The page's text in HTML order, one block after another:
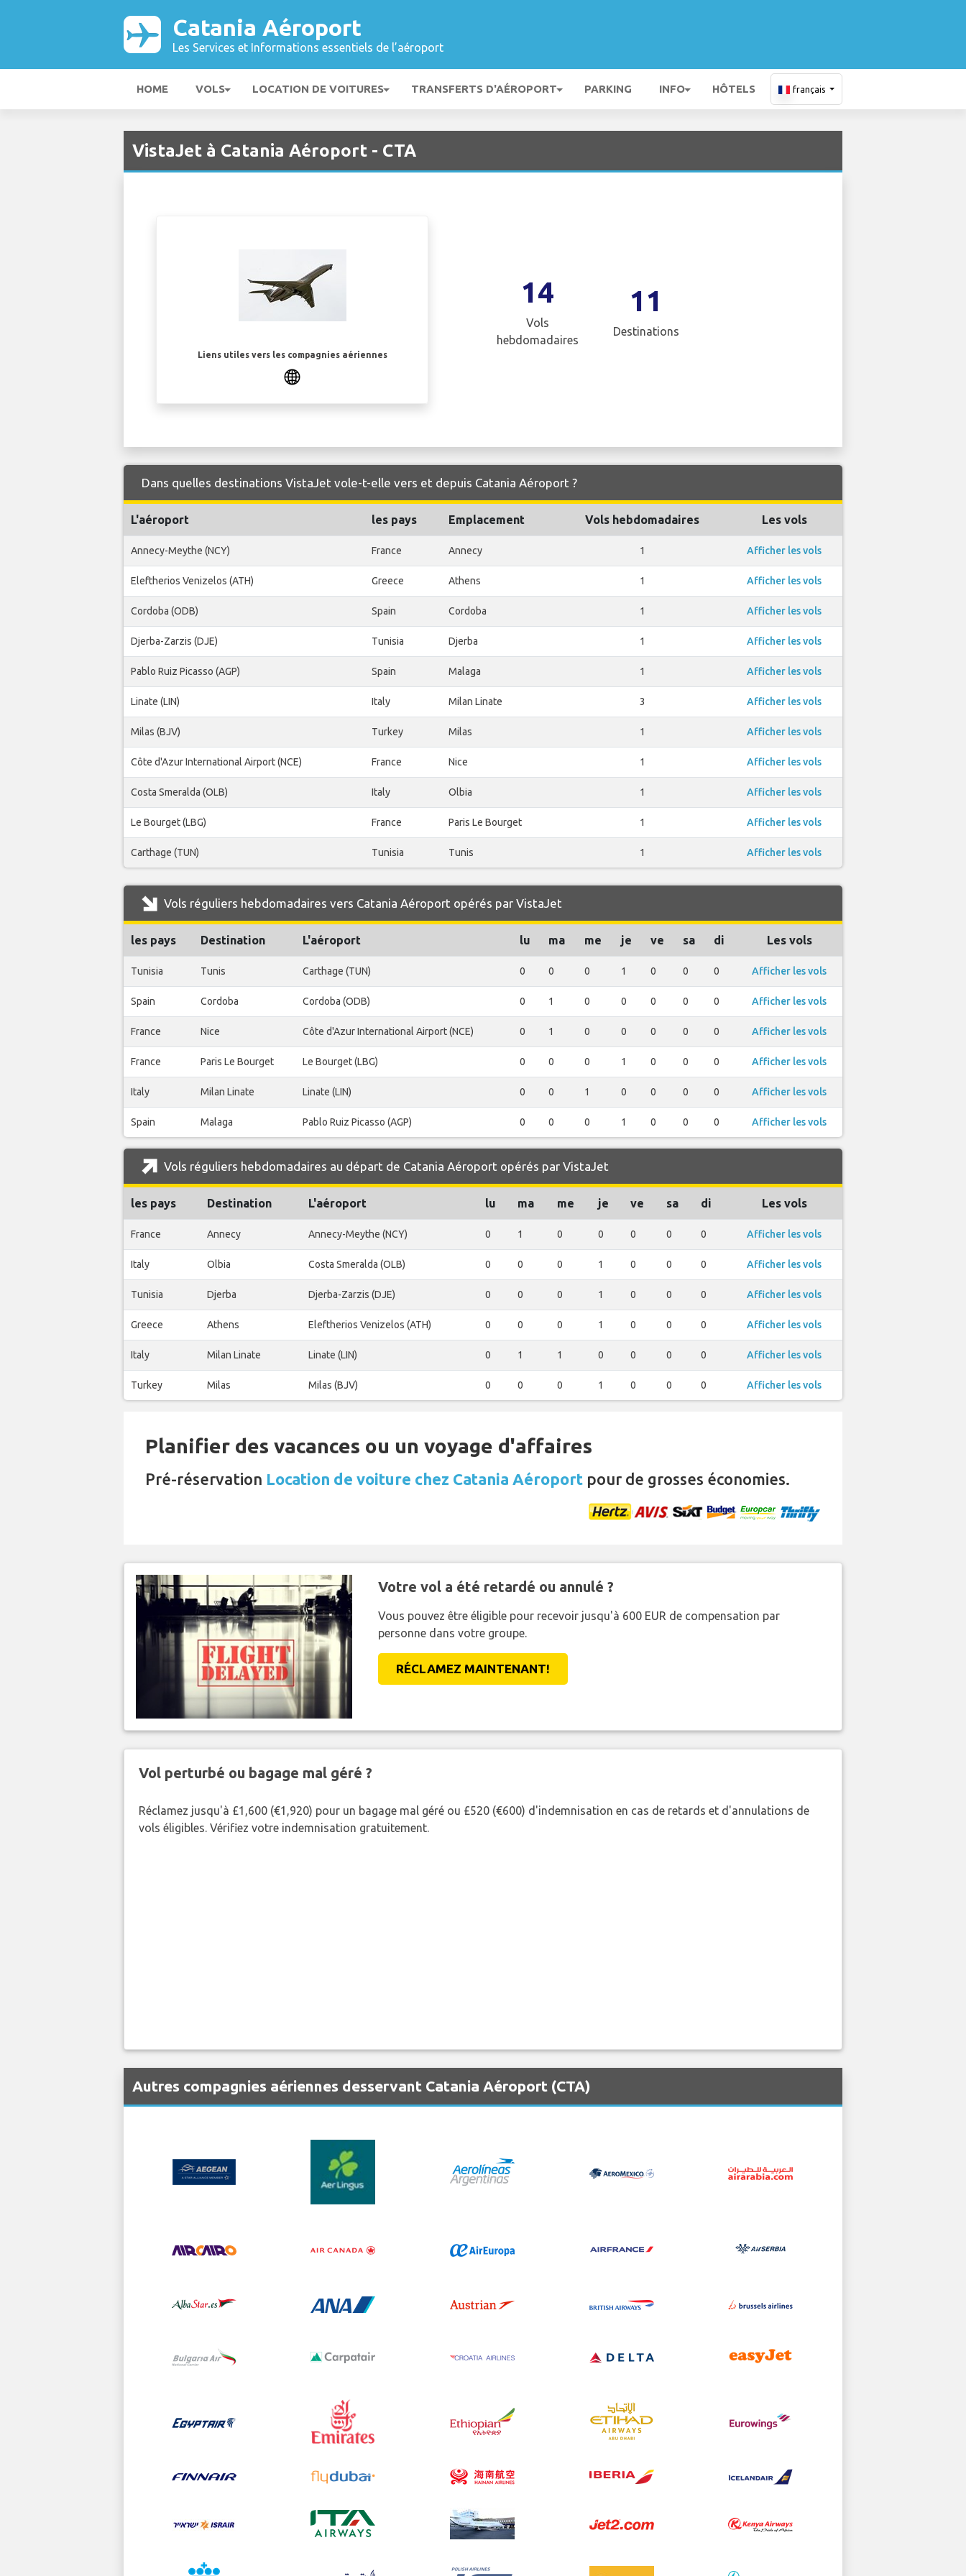
Catania Aéroport
Les Services et Informations essentiels de l’aéroport
HOME VOLS LOCATION DE VOITURES TRANSFERTS D'AÉROPORT PARKING INFO HÔTELS français
VistaJet à Catania Aéroport - CTA
Liens utiles vers les compagnies aériennes
14
Vols
hebdomadaires
11
Destinations
Dans quelles destinations VistaJet vole-t-elle vers et depuis Catania Aéroport ?
L'aéroport les pays Emplacement Vols hebdomadaires Les vols
Annecy-Meythe (NCY) France Annecy 1 Afficher les vols
Eleftherios Venizelos (ATH) Greece Athens 1 Afficher les vols
Cordoba (ODB) Spain Cordoba 1 Afficher les vols
Djerba-Zarzis (DJE) Tunisia Djerba 1 Afficher les vols
Pablo Ruiz Picasso (AGP) Spain Malaga 1 Afficher les vols
Linate (LIN) Italy Milan Linate 3 Afficher les vols
Milas (BJV) Turkey Milas 1 Afficher les vols
Côte d'Azur International Airport (NCE) France Nice 1 Afficher les vols
Costa Smeralda (OLB) Italy Olbia 1 Afficher les vols
Le Bourget (LBG) France Paris Le Bourget 1 Afficher les vols
Carthage (TUN) Tunisia Tunis 1 Afficher les vols
Vols réguliers hebdomadaires vers Catania Aéroport opérés par VistaJet
les pays Destination L'aéroport lu ma me je ve sa di Les vols
Tunisia Tunis Carthage (TUN) 0 0 0 1 0 0 0 Afficher les vols
Spain Cordoba Cordoba (ODB) 0 1 0 0 0 0 0 Afficher les vols
France Nice Côte d'Azur International Airport (NCE) 0 1 0 0 0 0 0 Afficher les vols
France Paris Le Bourget Le Bourget (LBG) 0 0 0 1 0 0 0 Afficher les vols
Italy Milan Linate Linate (LIN) 0 0 1 0 0 0 0 Afficher les vols
Spain Malaga Pablo Ruiz Picasso (AGP) 0 0 0 1 0 0 0 Afficher les vols
Vols réguliers hebdomadaires au départ de Catania Aéroport opérés par VistaJet
les pays Destination L'aéroport lu ma me je ve sa di Les vols
France Annecy Annecy-Meythe (NCY) 0 1 0 0 0 0 0 Afficher les vols
Italy Olbia Costa Smeralda (OLB) 0 0 0 1 0 0 0 Afficher les vols
Tunisia Djerba Djerba-Zarzis (DJE) 0 0 0 1 0 0 0 Afficher les vols
Greece Athens Eleftherios Venizelos (ATH) 0 0 0 1 0 0 0 Afficher les vols
Italy Milan Linate Linate (LIN) 0 1 1 0 0 0 0 Afficher les vols
Turkey Milas Milas (BJV) 0 0 0 1 0 0 0 Afficher les vols
Planifier des vacances ou un voyage d'affaires
Pré-réservation Location de voiture chez Catania Aéroport pour de grosses économies.
Votre vol a été retardé ou annulé ?
Vous pouvez être éligible pour recevoir jusqu'à 600 EUR de compensation par
personne dans votre groupe.
RÉCLAMEZ MAINTENANT!
Vol perturbé ou bagage mal géré ?
Réclamez jusqu'à £1,600 (€1,920) pour un bagage mal géré ou £520 (€600) d'indemnisation en cas de retards et d'annulations de
vols éligibles. Vérifiez votre indemnisation gratuitement.
Autres compagnies aériennes desservant Catania Aéroport (CTA)